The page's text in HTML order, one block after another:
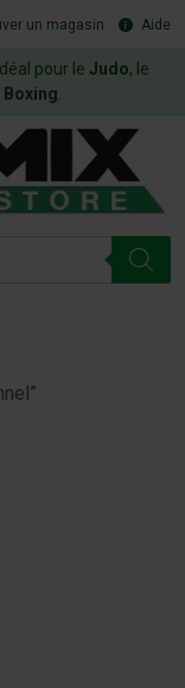
un magasin Aide
pour le Judo, le
Boxing